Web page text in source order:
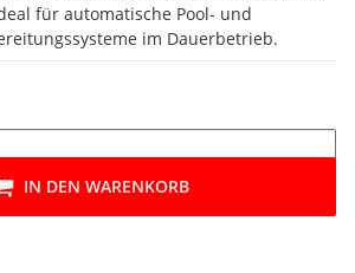
für automatische Pool- und
im Dauerbetrieb.
IN DEN WARENKORB